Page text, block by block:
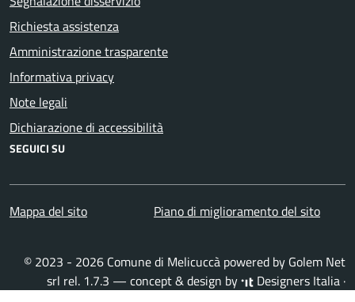
Richiesta assistenza
Amministrazione trasparente
Informativa privacy
Note legali
Dichiarazione di accessibilità
SEGUICI SU
Mappa del sito Piano di miglioramento del sito
© 2023 - 2026 Comune di Melicuccà powered by Golem Net
srl rel. 1.7.3 — concept & design by Designers Italia ·